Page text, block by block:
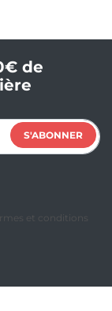
de
S'ABONNER
et conditions